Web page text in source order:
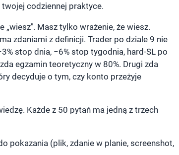
codziennej praktyce.
„wiesz". Masz tylko wrażenie, że wiesz.
zdaniami z definicji. Trader po dziale 9 nie
stop dnia, −6% stop tygodnia, hard-SL po
egzamin teoretyczny w 80%. Drugi zda
decyduje o tym, czy konto przeżyje
Każde z 50 pytań ma jedną z trzech
pokazania (plik, zdanie w planie, screenshot,